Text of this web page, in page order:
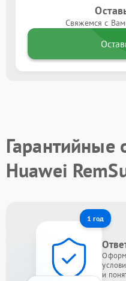
Свяжемся с
Гарантийные
Huawei
1 год
и